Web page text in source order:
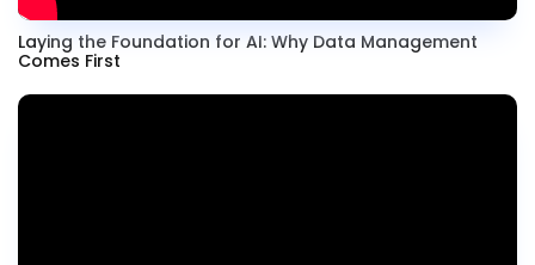
Laying the Foundation for AI: Why Data Management
Comes First